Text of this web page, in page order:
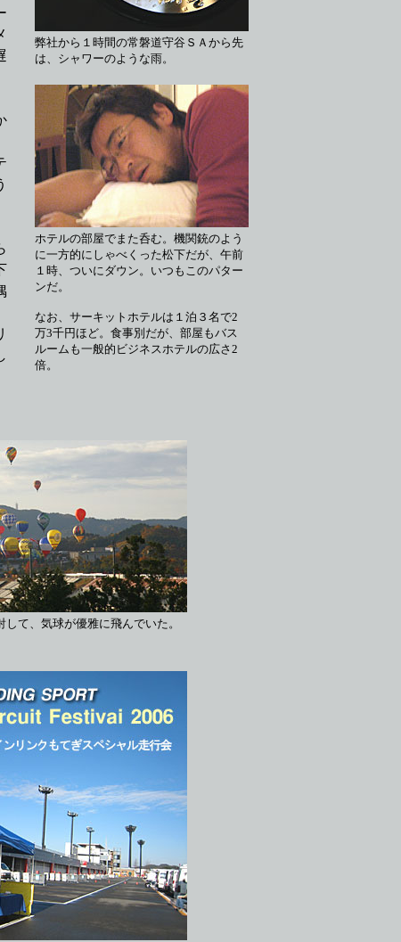
弊社から１時間の常磐道守谷ＳＡから先
は、シャワーのような雨。
ホテルの部屋でまた呑む。機関銃のよう
に一方的にしゃべくった松下だが、午前
１時、ついにダウン。いつもこのパター
ンだ。
なお、サーキットホテルは１泊３名で2
万3千円ほど。食事別だが、部屋もバス
ルームも一般的ビジネスホテルの広さ2
倍。
て、気球が優雅に飛んでいた。